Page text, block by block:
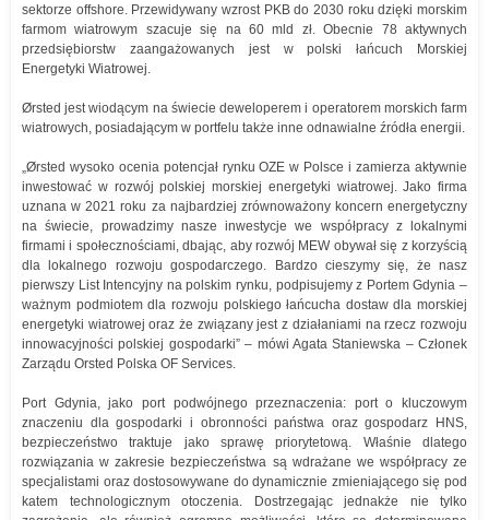
sektorze offshore. Przewidywany wzrost PKB do 2030 roku dzięki morskim
farmom wiatrowym szacuje się na 60 mld zł. Obecnie 78 aktywnych
przedsiębiorstw zaangażowanych jest w polski łańcuch Morskiej
Energetyki Wiatrowej.
Ørsted jest wiodącym na świecie deweloperem i operatorem morskich farm
wiatrowych, posiadającym w portfelu także inne odnawialne źródła energii.
„Ørsted wysoko ocenia potencjał rynku OZE w Polsce i zamierza aktywnie
inwestować w rozwój polskiej morskiej energetyki wiatrowej. Jako firma
uznana w 2021 roku za najbardziej zrównoważony koncern energetyczny
na świecie, prowadzimy nasze inwestycje we współpracy z lokalnymi
firmami i społecznościami, dbając, aby rozwój MEW obywał się z korzyścią
dla lokalnego rozwoju gospodarczego. Bardzo cieszymy się, że nasz
pierwszy List Intencyjny na polskim rynku, podpisujemy z Portem Gdynia –
ważnym podmiotem dla rozwoju polskiego łańcucha dostaw dla morskiej
energetyki wiatrowej oraz że związany jest z działaniami na rzecz rozwoju
innowacyjności polskiej gospodarki” – mówi Agata Staniewska – Członek
Zarządu Orsted Polska OF Services.
Port Gdynia, jako port podwójnego przeznaczenia: port o kluczowym
znaczeniu dla gospodarki i obronności państwa oraz gospodarz HNS,
bezpieczeństwo traktuje jako sprawę priorytetową. Właśnie dlatego
rozwiązania w zakresie bezpieczeństwa są wdrażane we współpracy ze
specjalistami oraz dostosowywane do dynamicznie zmieniającego się pod
katem technologicznym otoczenia. Dostrzegając jednakże nie tylko